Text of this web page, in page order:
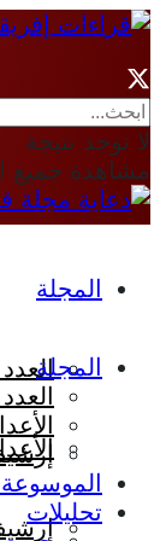
لا توجد نتيجة
مشاهدة جميع
المجلة
المجلة
الموسوعة
تحليلات